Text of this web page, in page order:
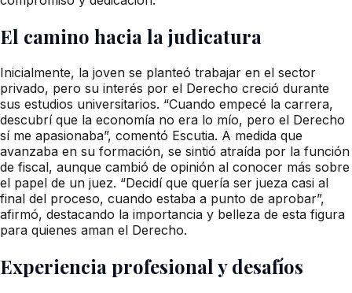
El camino hacia la judicatura
Inicialmente, la joven se planteó trabajar en el sector
privado, pero su interés por el Derecho creció durante
sus estudios universitarios. “Cuando empecé la carrera,
descubrí que la economía no era lo mío, pero el Derecho
sí me apasionaba”, comentó Escutia. A medida que
avanzaba en su formación, se sintió atraída por la función
de fiscal, aunque cambió de opinión al conocer más sobre
el papel de un juez. “Decidí que quería ser jueza casi al
final del proceso, cuando estaba a punto de aprobar”,
afirmó, destacando la importancia y belleza de esta figura
para quienes aman el Derecho.
Experiencia profesional y desafíos